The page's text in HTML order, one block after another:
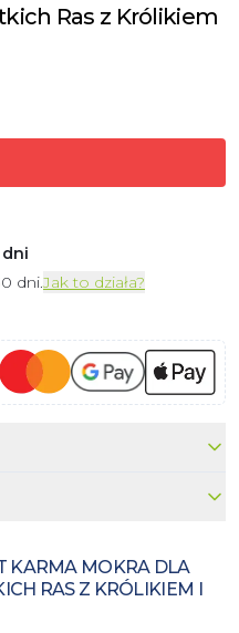
Ras z Królikiem
dni
dni.Jak to działa?
KARMA MOKRA DLA
RAS Z KRÓLIKIEM I